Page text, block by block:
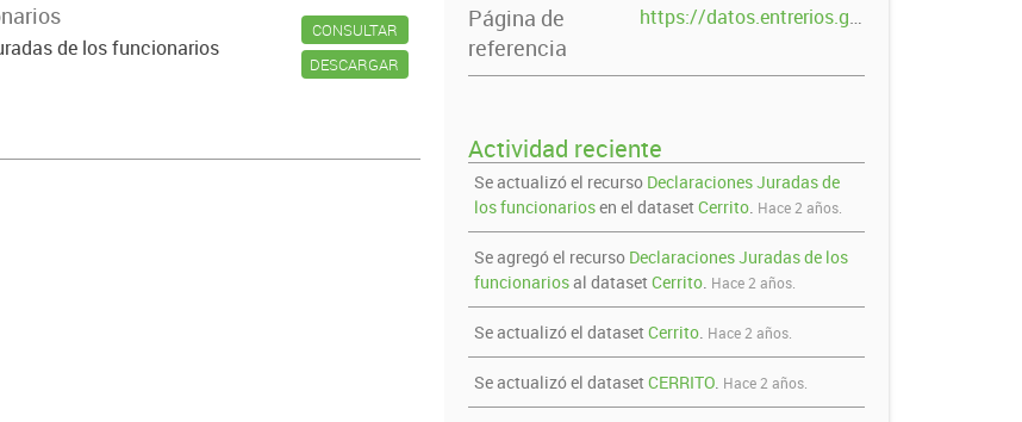
CONSULTAR
DESCARGAR
de los funcionarios
Página de
referencia
https://datos.entrerios.gov.ar/dataset/cerrito
Actividad reciente
Se actualizó el recurso Declaraciones Juradas de
los funcionariosen el dataset Cerrito. Hace 2 años.
Se agregó el recurso Declaraciones Juradas de los
funcionariosal dataset Cerrito. Hace 2 años.
Se actualizó el dataset Cerrito. Hace 2 años.
Se actualizó el dataset CERRITO. Hace 2 años.